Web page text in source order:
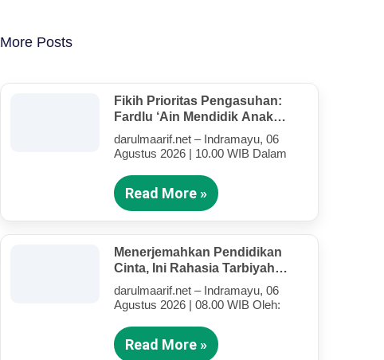
More Posts
Fikih Prioritas Pengasuhan:
Fardlu ‘Ain Mendidik Anak
Kandung Di Tengah Kesibukan
Mengajar
darulmaarif.net – Indramayu, 06
Agustus 2026 | 10.00 WIB Dalam
Read More »
Menerjemahkan Pendidikan
Cinta, Ini Rahasia Tarbiyah
Rosululloh SAW Bagi Anak-
Anak Yang Terluka (Bagian IV)
darulmaarif.net – Indramayu, 06
Agustus 2026 | 08.00 WIB Oleh:
Read More »